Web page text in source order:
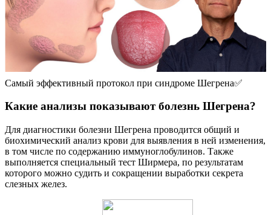
Самый эффективный протокол при синдроме Шегрена✅
Какие анализы показывают болезнь Шегрена?
Для диагностики болезни Шегрена проводится общий и
биохимический анализ крови для выявления в ней изменения,
в том числе по содержанию иммуноглобулинов. Также
выполняется специальный тест Ширмера, по результатам
которого можно судить и сокращении выработки секрета
слезных желез.